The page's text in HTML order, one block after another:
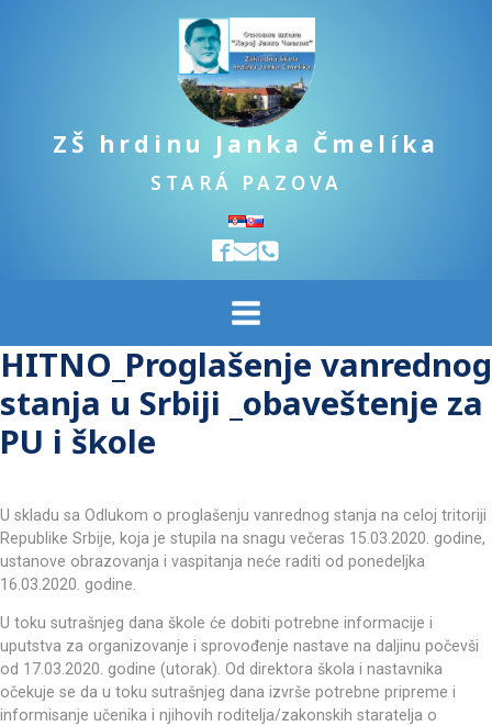
ZŠ hrdinu Janka Čmelíka
STARÁ PAZOVA
HITNO_Proglašenje vanrednog
stanja u Srbiji _obaveštenje za
PU i škole
U skladu sa Odlukom o proglašenju vanrednog stanja na celoj tritoriji
Republike Srbije, koja je stupila na snagu večeras 15.03.2020. godine,
ustanove obrazovanja i vaspitanja neće raditi od ponedeljka
16.03.2020. godine.
U toku sutrašnjeg dana škole će dobiti potrebne informacije i
uputstva za organizovanje i sprovođenje nastave na daljinu počevši
od 17.03.2020. godine (utorak). Od direktora škola i nastavnika
očekuje se da u toku sutrašnjeg dana izvrše potrebne pripreme i
informisanje učenika i njihovih roditelja/zakonskih staratelja o